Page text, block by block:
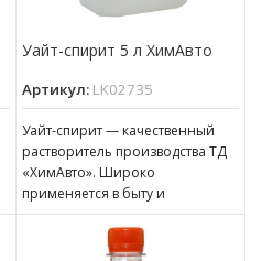
Уайт-спирит 5 л ХимАвто
Артикул: LK02735
Уайт-спирит — качественный
растворитель производства ТД
«ХимАвто». Широко
применяется в быту и
промышленности. Эффективен
для разбавления эмалей, лаков,
красок, грунтовок,